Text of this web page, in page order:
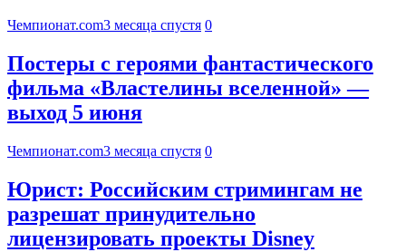
Чемпионат.com3 месяца спустя 0
Постеры с героями фантастического
фильма «Властелины вселенной» —
выход 5 июня
Чемпионат.com3 месяца спустя 0
Юрист: Российским стримингам не
разрешат принудительно
лицензировать проекты Disney